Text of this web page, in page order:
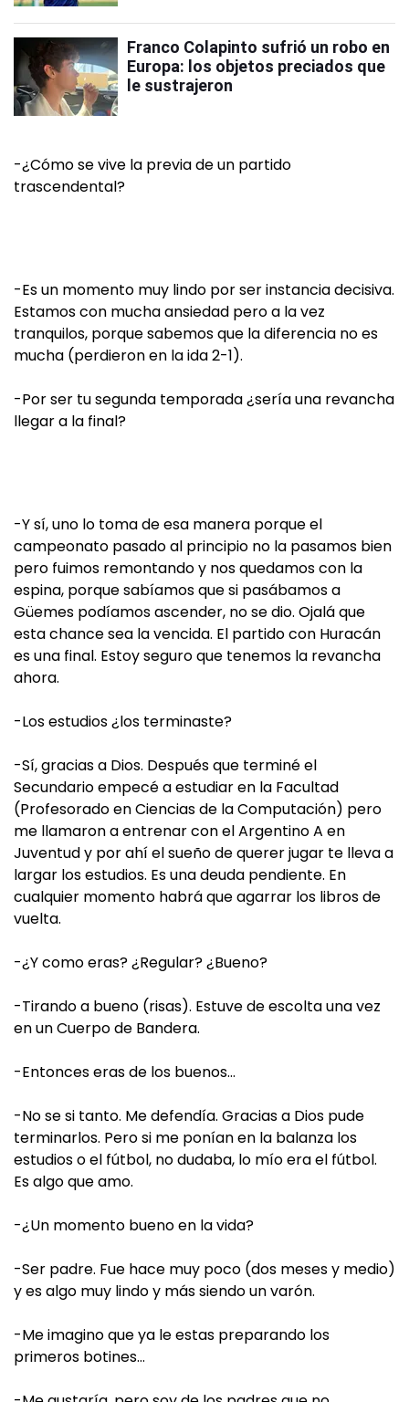
Franco Colapinto sufrió un robo en
Europa: los objetos preciados que
le sustrajeron
-¿Cómo se vive la previa de un partido
trascendental?
-Es un momento muy lindo por ser instancia decisiva.
Estamos con mucha ansiedad pero a la vez
tranquilos, porque sabemos que la diferencia no es
mucha (perdieron en la ida 2-1).
-Por ser tu segunda temporada ¿sería una revancha
llegar a la final?
-Y sí, uno lo toma de esa manera porque el
campeonato pasado al principio no la pasamos bien
pero fuimos remontando y nos quedamos con la
espina, porque sabíamos que si pasábamos a
Güemes podíamos ascender, no se dio. Ojalá que
esta chance sea la vencida. El partido con Huracán
es una final. Estoy seguro que tenemos la revancha
ahora.
-Los estudios ¿los terminaste?
-Sí, gracias a Dios. Después que terminé el
Secundario empecé a estudiar en la Facultad
(Profesorado en Ciencias de la Computación) pero
me llamaron a entrenar con el Argentino A en
Juventud y por ahí el sueño de querer jugar te lleva a
largar los estudios. Es una deuda pendiente. En
cualquier momento habrá que agarrar los libros de
vuelta.
-¿Y como eras? ¿Regular? ¿Bueno?
-Tirando a bueno (risas). Estuve de escolta una vez
en un Cuerpo de Bandera.
-Entonces eras de los buenos…
-No se si tanto. Me defendía. Gracias a Dios pude
terminarlos. Pero si me ponían en la balanza los
estudios o el fútbol, no dudaba, lo mío era el fútbol.
Es algo que amo.
-¿Un momento bueno en la vida?
-Ser padre. Fue hace muy poco (dos meses y medio)
y es algo muy lindo y más siendo un varón.
-Me imagino que ya le estas preparando los
primeros botines…